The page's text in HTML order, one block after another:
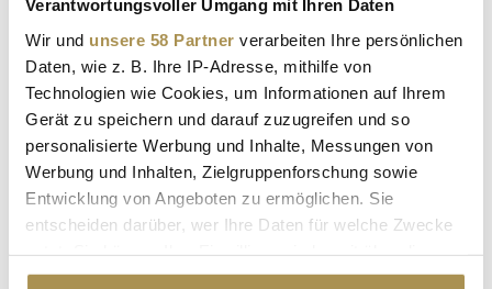
Verantwortungsvoller Umgang mit Ihren Daten
Wir und unsere 58 Partner verarbeiten Ihre persönlichen
Daten, wie z. B. Ihre IP-Adresse, mithilfe von
Technologien wie Cookies, um Informationen auf Ihrem
Gerät zu speichern und darauf zuzugreifen und so
personalisierte Werbung und Inhalte, Messungen von
Werbung und Inhalten, Zielgruppenforschung sowie
Entwicklung von Angeboten zu ermöglichen. Sie
entscheiden darüber, wer Ihre Daten für welche Zwecke
Cookie-Erklärung oder durch Klicken auf das Privacy